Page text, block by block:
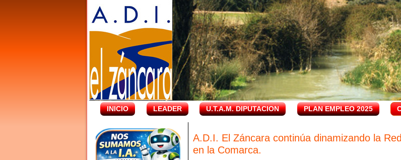
INICIO LEADER U.T.A.M. DIPUTACION PLAN EMPLEO 2025
A.D.I. El Záncara continúa dinamizando la
en la Comarca.